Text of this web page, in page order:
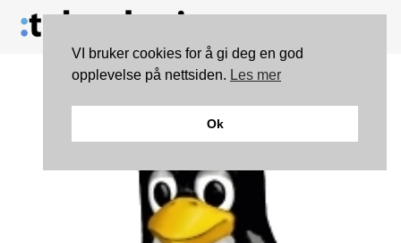
VI bruker cookies for å gi deg en god
opplevelse på nettsiden. Les mer
Ok